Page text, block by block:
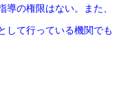
の権限はない。また、
して行っている機関でも